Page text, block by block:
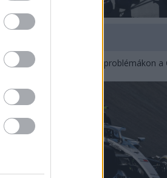
Nem tud úrrá lenni a fékproblémákon a